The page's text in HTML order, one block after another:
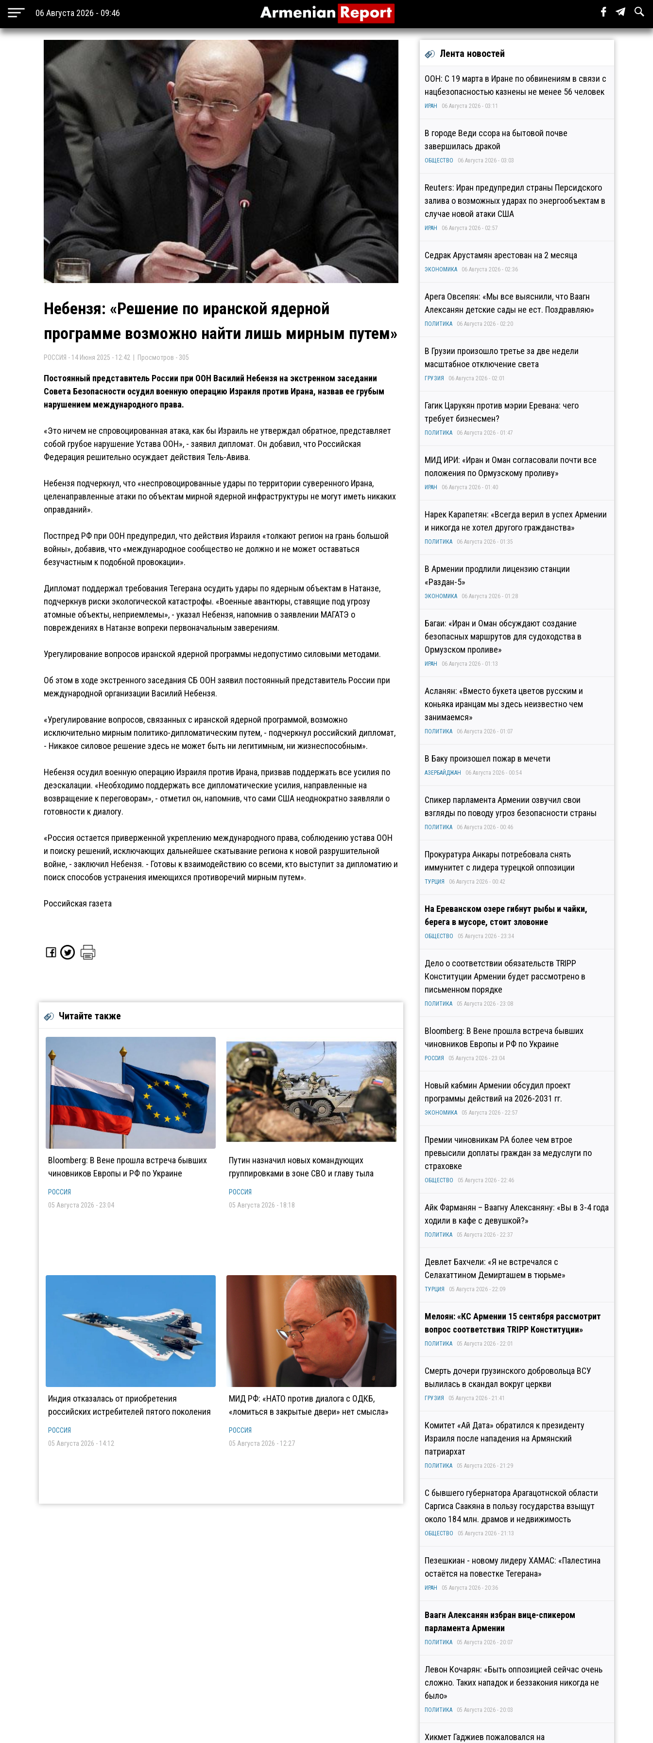
06 Августа 2026 - 09:46
Небензя: «Решение по иранской ядерной
программе возможно найти лишь мирным путем»
РОССИЯ - 14 Июня 2025 - 12:42 | Просмотров - 305
Постоянный представитель России при ООН Василий Небензя на экстренном заседании
Совета Безопасности осудил военную операцию Израиля против Ирана, назвав ее грубым
нарушением международного права.
«Это ничем не спровоцированная атака, как бы Израиль не утверждал обратное, представляет
собой грубое нарушение Устава ООН», - заявил дипломат. Он добавил, что Российская
Федерация решительно осуждает действия Тель-Авива.
Небензя подчеркнул, что «неспровоцированные удары по территории суверенного Ирана,
целенаправленные атаки по объектам мирной ядерной инфраструктуры не могут иметь никаких
оправданий».
Постпред РФ при ООН предупредил, что действия Израиля «толкают регион на грань большой
войны», добавив, что «международное сообщество не должно и не может оставаться
безучастным к подобной провокации».
Дипломат поддержал требования Тегерана осудить удары по ядерным объектам в Натанзе,
подчеркнув риски экологической катастрофы. «Военные авантюры, ставящие под угрозу
атомные объекты, неприемлемы», - указал Небензя, напомнив о заявлении МАГАТЭ о
повреждениях в Натанзе вопреки первоначальным заверениям.
Урегулирование вопросов иранской ядерной программы недопустимо силовыми методами.
Об этом в ходе экстренного заседания СБ ООН заявил постоянный представитель России при
международной организации Василий Небензя.
«Урегулирование вопросов, связанных с иранской ядерной программой, возможно
исключительно мирным политико-дипломатическим путем, - подчеркнул российский дипломат,
- Никакое силовое решение здесь не может быть ни легитимным, ни жизнеспособным».
Небензя осудил военную операцию Израиля против Ирана, призвав поддержать все усилия по
деэскалации. «Необходимо поддержать все дипломатические усилия, направленные на
возвращение к переговорам», - отметил он, напомнив, что сами США неоднократно заявляли о
готовности к диалогу.
«Россия остается приверженной укреплению международного права, соблюдению устава ООН
и поиску решений, исключающих дальнейшее скатывание региона к новой разрушительной
войне, - заключил Небензя. - Готовы к взаимодействию со всеми, кто выступит за дипломатию и
поиск способов устранения имеющихся противоречий мирным путем».
Российская газета
Читайте также
Bloomberg: В Вене прошла встреча бывших
чиновников Европы и РФ по Украине
РОССИЯ
05 Августа 2026 - 23:04
Путин назначил новых командующих
группировками в зоне СВО и главу тыла
РОССИЯ
05 Августа 2026 - 18:18
Индия отказалась от приобретения
российских истребителей пятого поколения
РОССИЯ
05 Августа 2026 - 14:12
МИД РФ: «НАТО против диалога с ОДКБ,
«ломиться в закрытые двери» нет смысла»
РОССИЯ
05 Августа 2026 - 12:27
Лента новостей
ООН: С 19 марта в Иране по обвинениям в связи с
нацбезопасностью казнены не менее 56 человек
ИРАН 06 Августа 2026 - 03:11
В городе Веди ссора на бытовой почве
завершилась дракой
ОБЩЕСТВО 06 Августа 2026 - 03:03
Reuters: Иран предупредил страны Персидского
залива о возможных ударах по энергообъектам в
случае новой атаки США
ИРАН 06 Августа 2026 - 02:57
Седрак Арустамян арестован на 2 месяца
ЭКОНОМИКА 06 Августа 2026 - 02:36
Арега Овсепян: «Мы все выяснили, что Ваагн
Алексанян детские сады не ест. Поздравляю»
ПОЛИТИКА 06 Августа 2026 - 02:20
В Грузии произошло третье за две недели
масштабное отключение света
ГРУЗИЯ 06 Августа 2026 - 02:01
Гагик Царукян против мэрии Еревана: чего
требует бизнесмен?
ПОЛИТИКА 06 Августа 2026 - 01:47
МИД ИРИ: «Иран и Оман согласовали почти все
положения по Ормузскому проливу»
ИРАН 06 Августа 2026 - 01:40
Нарек Карапетян: «Всегда верил в успех Армении
и никогда не хотел другого гражданства»
ПОЛИТИКА 06 Августа 2026 - 01:35
В Армении продлили лицензию станции
«Раздан-5»
ЭКОНОМИКА 06 Августа 2026 - 01:28
Багаи: «Иран и Оман обсуждают создание
безопасных маршрутов для судоходства в
Ормузском проливе»
ИРАН 06 Августа 2026 - 01:13
Асланян: «Вместо букета цветов русским и
коньяка иранцам мы здесь неизвестно чем
занимаемся»
ПОЛИТИКА 06 Августа 2026 - 01:07
В Баку произошел пожар в мечети
АЗЕРБАЙДЖАН 06 Августа 2026 - 00:54
Спикер парламента Армении озвучил свои
взгляды по поводу угроз безопасности страны
ПОЛИТИКА 06 Августа 2026 - 00:46
Прокуратура Анкары потребовала снять
иммунитет с лидера турецкой оппозиции
ТУРЦИЯ 06 Августа 2026 - 00:42
На Ереванском озере гибнут рыбы и чайки,
берега в мусоре, стоит зловоние
ОБЩЕСТВО 05 Августа 2026 - 23:34
Дело о соответствии обязательств TRIPP
Конституции Армении будет рассмотрено в
письменном порядке
ПОЛИТИКА 05 Августа 2026 - 23:08
Bloomberg: В Вене прошла встреча бывших
чиновников Европы и РФ по Украине
РОССИЯ 05 Августа 2026 - 23:04
Новый кабмин Армении обсудил проект
программы действий на 2026-2031 гг.
ЭКОНОМИКА 05 Августа 2026 - 22:57
Премии чиновникам РА более чем втрое
превысили доплаты граждан за медуслуги по
страховке
ОБЩЕСТВО 05 Августа 2026 - 22:46
Айк Фарманян – Ваагну Алексаняну: «Вы в 3-4 года
ходили в кафе с девушкой?»
ПОЛИТИКА 05 Августа 2026 - 22:37
Девлет Бахчели: «Я не встречался с
Селахаттином Демирташем в тюрьме»
ТУРЦИЯ 05 Августа 2026 - 22:09
Мелоян: «КС Армении 15 сентября рассмотрит
вопрос соответствия TRIPP Конституции»
ПОЛИТИКА 05 Августа 2026 - 22:01
Смерть дочери грузинского добровольца ВСУ
вылилась в скандал вокруг церкви
ГРУЗИЯ 05 Августа 2026 - 21:41
Комитет «Ай Дата» обратился к президенту
Израиля после нападения на Армянский
патриархат
ПОЛИТИКА 05 Августа 2026 - 21:29
С бывшего губернатора Арагацотнской области
Саргиса Саакяна в пользу государства взыщут
около 184 млн. драмов и недвижимость
ОБЩЕСТВО 05 Августа 2026 - 21:13
Пезешкиан - новому лидеру ХАМАС: «Палестина
остаётся на повестке Тегерана»
ИРАН 05 Августа 2026 - 20:36
Ваагн Алексанян избран вице-спикером
парламента Армении
ПОЛИТИКА 05 Августа 2026 - 20:07
Левон Кочарян: «Быть оппозицией сейчас очень
сложно. Таких нападок и беззакония никогда не
было»
ПОЛИТИКА 05 Августа 2026 - 20:03
Хикмет Гаджиев пожаловался на